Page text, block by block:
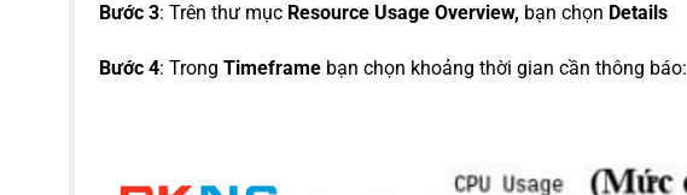
Bước 3: Trên thư mục Resource Usage Overview, bạn chọn Details
Bước 4: Trong Timeframe bạn chọn khoảng thời gian cần thông báo: